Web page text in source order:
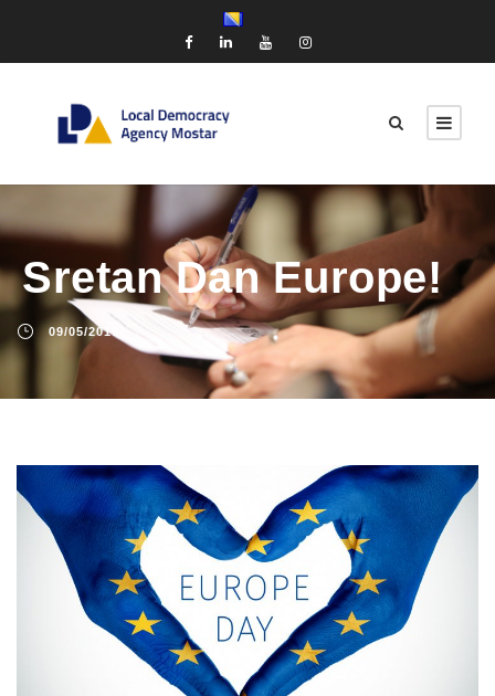
Sretan Dan Europe!
09/05/2019